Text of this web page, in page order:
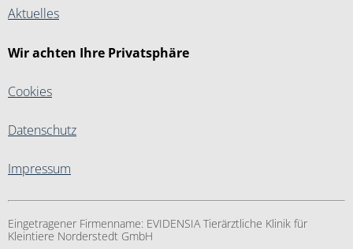
Aktuelles
Wir achten Ihre Privatsphäre
Cookies
Datenschutz
Impressum
Eingetragener Firmenname: EVIDENSIA Tierärztliche Klinik für
Kleintiere Norderstedt GmbH